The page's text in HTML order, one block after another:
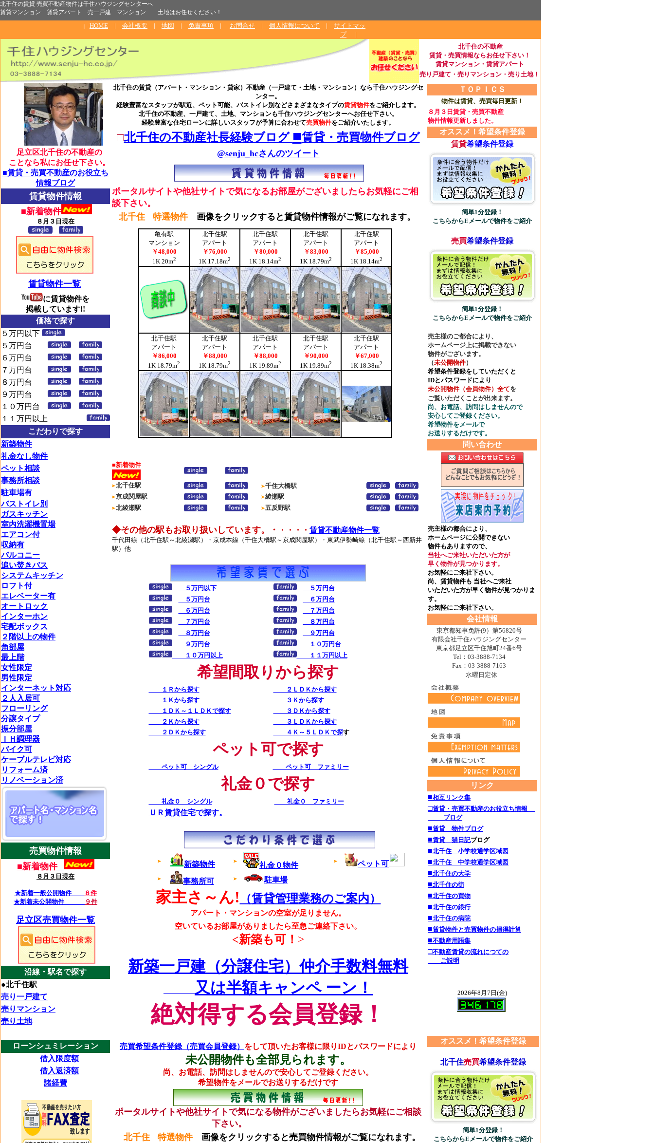
北千住の賃貸 売買不動産物件は千住ハウジングセンターへ
賃貸マンション 賃貸アパート 売一戸建 マンション 土地はお任せください！
| HOME | 会社概要 | 地図 | 免責事項 | お問合せ | 個人情報について | サイトマッ
プ｜
北千住の不動産
賃貸・売買情報ならお任せ下さい！
賃貸マンション・賃貸アパート
売り戸建て・売りマンション・売り土地！
足立区北千住の不動産の
ことなら私にお任せ下さい。
■賃貸・売買不動産のお役立ち
情報ブログ
賃貸物件情報
■新着物件
８月３日現在
賃貸物件一覧
に賃貸物件を
掲載しています!!
価格で探す
５万円以下
５万円台
６万円台
７万円台
８万円台
９万円台
１０万円台
１１万円以上
こだわりで探す
新築物件
礼金なし物件
ペット相談
事務所相談
駐車場有
バストイレ別
ガスキッチン
室内洗濯機置場
エアコン付
収納有
バルコニー
追い焚きバス
システムキッチン
ロフト付
エレベーター有
オートロック
インターホン
宅配ボックス
２階以上の物件
角部屋
最上階
女性限定
男性限定
インターネット対応
２人入居可
フローリング
分譲タイプ
振分部屋
ＩＨ調理器
バイク可
ケーブルテレビ対応
リフォーム済
リノベーション済
売買物件情報
■新着物件
８月３日現在
★新着一般公開物件
８件
★新着未公開物件
９件
足立区売買物件一覧
沿線・駅名で探す
●北千住駅
売り一戸建て
売りマンション
売り土地
ローンシュミレーション
借入限度額
借入返済額
諸経費
北千住の賃貸（アパート・マンション・貸家）不動産（一戸建て・土地・マンション）なら千住ハウジングセ
ンター。
経験豊富なスタッフが駅近、ペット可能、バストイレ別などさまざまなタイプの賃貸物件をご紹介します。
北千住の不動産、一戸建て、土地、マンションも千住ハウジングセンターへお任せ下さい。
経験豊富な住宅ローンに詳しいスタッフが予算に合わせて売買物件をご紹介いたします。
□北千住の不動産社長経験ブログ ■賃貸・売買物件ブログ
@senju_hcさんのツイート
ポータルサイトや他社サイトで気になるお部屋がございましたらお気軽にご相
談下さい。
北千住
特選物件 画像をクリックすると賃貸物件情報がご覧になれます。
■新着物件
北千住駅
千住大橋駅
京成関屋駅
綾瀬駅
北綾瀬駅
五反野駅
◆その他の駅もお取り扱いしています。・ ・・・・ 賃貸不動産物件一覧
千代田線（北千住駅～北綾瀬駅）・京成本線（千住大橋駅～京成関屋駅）・東武伊勢崎線（北千住駅～西新井
駅）他
５万円以下
５万円台
５万円台
６万円台
６万円台
７万円台
７万円台
８万円台
８万円台
９万円台
９万円台
１０万円台
１０万円以上
１１万円以上
希望間取りから探す
１Ｒから探す
２ＬＤＫから探す
１Ｋから探す
３Ｋから探す
１ＤＫ～１ＬＤＫで探す
３ＤＫから探す
２Ｋから探す
３ＬＤＫから探す
２ＤＫから探す
４Ｋ～５ＬＤＫで探す
ペット可で探す
ペット可 シングル ペット可 ファミリー
礼金０で探す
礼金０ シングル 礼金０ ファミリー
ＵＲ賃貸住宅で探す。
新築物件 礼金０物件 ペット可
事務所可 駐車場
家主さ～ん! （賃貸管理業務のご案内）
アパート・マンションの空室が足りません。
空いているお部屋がありましたら至急ご連絡下さい。
<新築も可！ >
新築一戸建（分譲住宅）仲介手数料無料
又は半額キャンペ ーン！
絶対得する会員登録！
売買希望条件登録（売買会員登録） をして頂いたお客様に限りIDとパスワードにより
未公開物件も全部見られます。
尚、お電話、訪問はしませんので安心してご登録ください。
希望物件をメールでお送りするだけです
ポータルサイトや他社サイトで気になる物件がございましたらお気軽にご相談
下さい。
北千住
特選物件 画像をクリックすると売買物件情報がご覧になれます。
ＴＯＰＩＣＳ
物件は賃貸、売買毎日更新！
８月３日賃貸・売買不動産
物件情報更新しました。
オススメ！希望条件登録
賃貸希望条件登録
簡単1分登録！
こちらからEメールで物件をご紹介
売買希望条件登録
簡単1分登録！
こちらからEメールで物件をご紹介
売主様のご都合により、
ホームページ上に掲載できない
物件がございます。
（未公開物件）
希望条件登録をしていただくと
IDとパスワードにより
未公開物件（会員物件）全てを
ご覧いただくことが出来ます。
尚、お電話、訪問はしませんので
安心してご登録ください。
希望物件をメールで
お送りするだけです。
問い合わせ
売主様の都合により、
ホームページに公開できない
物件もありますので、
当社へご来社いただいた方が
早く物件が見つかります。
お気軽にご来社下さい。
尚、賃貸物件も 当社へご来社
いただいた方が早く物件が見つかりま
す。
お気軽にご来社下さい。
会社情報
東京都知事免許(9）第56820号
有限会社千住ハウジングセンター
東京都足立区千住旭町24番6号
Tel：03-3888-7134
Fax：03-3888-7163
水曜日定休
リンク
■相互リンク集
□賃貸・売買不動産のお役立ち情報
ブログ
■賃貸 物件ブログ
■賃貸 猫日記ブログ
■北千住 小学校通学区域図
■北千住 中学校通学区域図
■北千住の大学
■北千住の街
■北千住の買物
■北千住の銀行
■北千住の病院
■賃貸物件と売買物件の損得計算
■不動産用語集
□不動産賃貸の流れにつての
ご説明
2026年8月7日(金)
オススメ！希望条件登録
北千住売買希望条件登録
簡単1分登録！
こちらからEメールで物件をご紹介